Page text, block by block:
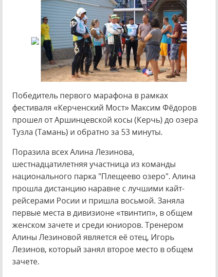
Победитель первого марафона в рамках
фестиваля «Керченский Мост» Максим Фёдоров
прошел от Аршинцевской косы (Керчь) до озера
Тузла (Тамань) и обратно за 53 минуты.
Поразила всех Алина Лезинова,
шестнадцатилетняя участница из команды
национального парка "Плещеево озеро". Алина
прошла дистанцию наравне с лучшими кайт-
рейсерами Росии и пришла восьмой. Заняла
первые места в дивизионе «твинтип», в общем
женском зачете и среди юниоров. Тренером
Алины Лезиновой является её отец, Игорь
Лезинов, который занял второе место в общем
зачете.